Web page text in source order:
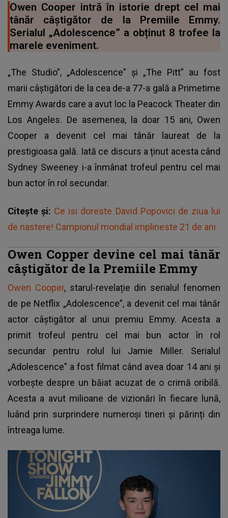
Owen Cooper intră în istorie drept cel mai
tânăr câștigător de la Premiile Emmy.
Serialul „Adolescence” a obținut 8 trofee la
marele eveniment.
„The Studio”, „Adolescence” și „The Pitt” au fost
marii câștigători de la cea de-a 77-a gală a Primetime
Emmy Awards care a avut loc la Peacock Theater din
Los Angeles. De asemenea, la doar 15 ani, Owen
Cooper a devenit cel mai tânăr laureat de la
prestigioasa gală. Iată ce discurs a ținut acesta când
Sydney Sweeney i-a înmânat trofeul pentru cel mai
bun actor în rol secundar.
Citește și: Ce isi doreste David Popovici de ziua lui
de nastere! Campionul mondial implineste 21 de ani
Owen Copper devine cel mai tânăr
câștigător de la Premiile Emmy
Owen Cooper, starul-revelație din serialul fenomen
de pe Netflix „Adolescence”, a devenit cel mai tânăr
actor câștigător al unui premiu Emmy. Acesta a
primit trofeul pentru cel mai bun actor în rol
secundar pentru rolul lui Jamie Miller. Serialul
„Adolescence” a fost filmat când avea doar 14 ani și
vorbește despre un băiat acuzat de o crimă oribilă.
Acesta a avut milioane de vizionări în fiecare lună,
luând prin surprindere numeroși tineri și părinți din
întreaga lume.